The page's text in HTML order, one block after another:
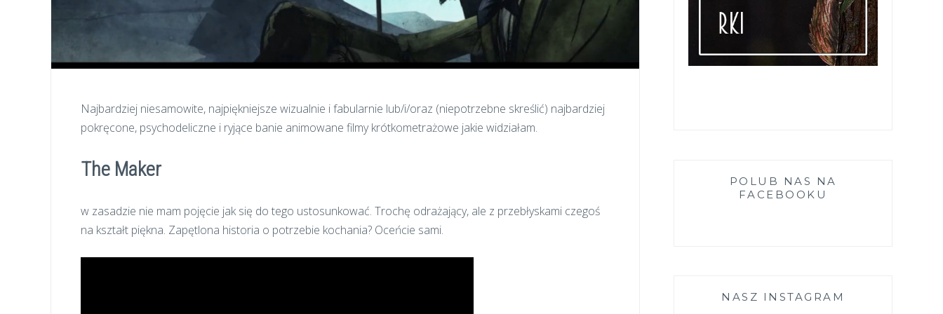
Najbardziej niesamowite, najpiękniejsze wizualnie i fabularnie lub/i/oraz (niepotrzebne skreślić) najbardziej
pokręcone, psychodeliczne i ryjące banie animowane filmy krótkometrażowe jakie widziałam.
The Maker
w zasadzie nie mam pojęcie jak się do tego ustosunkować. Trochę odrażający, ale z przebłyskami czegoś
na kształt piękna. Zapętlona historia o potrzebie kochania? Oceńcie sami.
POLUB NAS NA
FACEBOOKU
NASZ INSTAGRAM